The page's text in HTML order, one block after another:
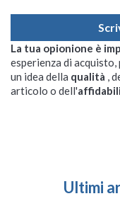
La tua opionione è
esperienza di
un idea della qualità ,
articolo o dell'
Ultimi